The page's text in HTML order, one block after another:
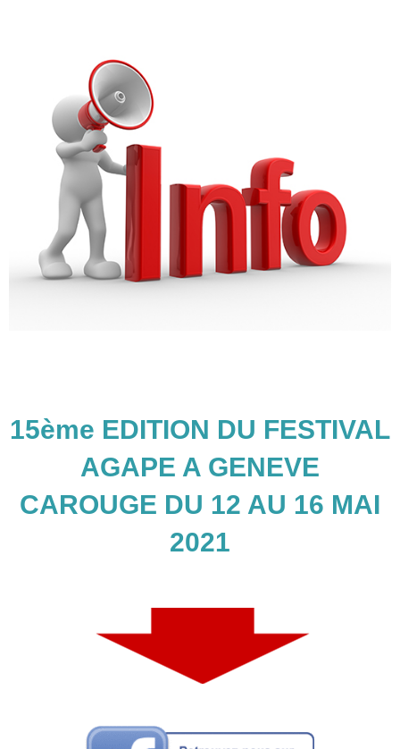
15ème EDITION DU FESTIVAL
AGAPE A GENEVE
CAROUGE DU 12 AU 16 MAI
2021